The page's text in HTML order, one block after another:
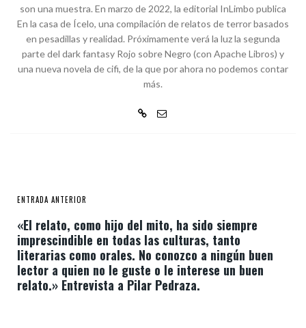
son una muestra. En marzo de 2022, la editorial InLimbo publica
En la casa de Ícelo, una compilación de relatos de terror basados
en pesadillas y realidad. Próximamente verá la luz la segunda
parte del dark fantasy Rojo sobre Negro (con Apache Libros) y
una nueva novela de cifi, de la que por ahora no podemos contar
más.
ENTRADA ANTERIOR
«El relato, como hijo del mito, ha sido siempre
imprescindible en todas las culturas, tanto
literarias como orales. No conozco a ningún buen
lector a quien no le guste o le interese un buen
relato.» Entrevista a Pilar Pedraza.